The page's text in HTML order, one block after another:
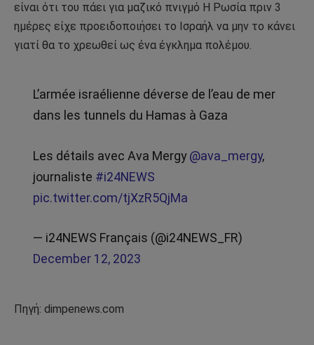
είναι ότι του πάει για μαζικό πνιγμό Η Ρωσία πριν 3
ημέρες είχε προειδοποιήσει το Ισραήλ να μην το κάνει
γιατί θα το χρεωθεί ως ένα έγκλημα πολέμου.
L’armée israélienne déverse de l’eau de mer
dans les tunnels du Hamas à Gaza
Les détails avec Ava Mergy@ava_mergy,
journaliste #i24NEWS
pic.twitter.com/tjXzR5QjMa
— i24NEWS Français (@i24NEWS_FR)
December 12, 2023
Πηγή: dimpenews.com